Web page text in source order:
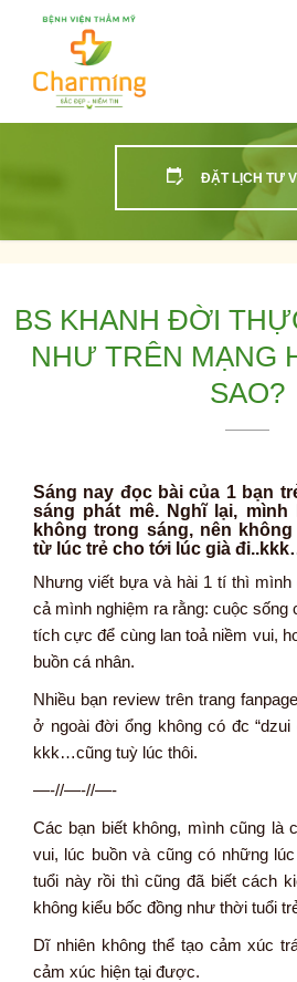
ĐẶT LỊCH TƯ
BS KHANH ĐỜI
NHƯ TRÊN MẠNG
SAO?
Sáng nay đọc bài của 1 bạn
sáng phát mê. Nghĩ lại,
không trong sáng, nên
từ lúc trẻ cho tới lúc già
Nhưng viết bựa và hài 1 tí thì
cả mình nghiệm ra rằng: cuộc
tích cực để cùng lan toả niềm vui,
buồn cá nhân.
Nhiều bạn review trên trang
ở ngoài đời ổng không có đc
kkk…cũng tuỳ lúc thôi.
—-//—-//—-
Các bạn biết không, mình cũng là
vui, lúc buồn và cũng có những
tuổi này rồi thì cũng đã biết cách
không kiểu bốc đồng như thời tuổi
Dĩ nhiên không thể tạo cảm xúc
cảm xúc hiện tại được.